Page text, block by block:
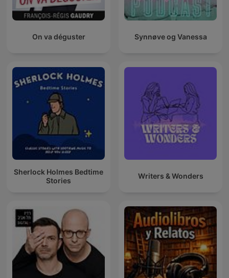
On va déguster Synnøve og Vanessa
Sherlock Holmes Bedtime
Stories
Writers & Wonders